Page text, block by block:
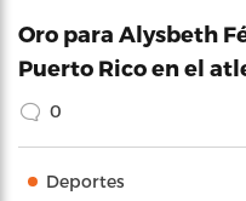
Oro para Alysbeth
Puerto Rico en el
0
Deportes